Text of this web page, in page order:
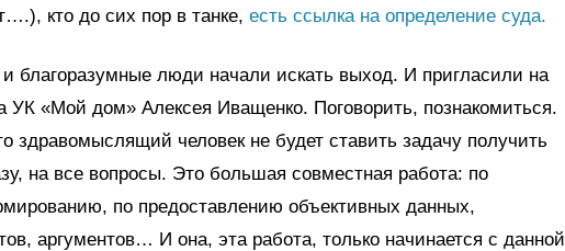
кто до сих пор в танке, есть ссылка на определение суда.
благоразумные люди начали искать выход. И пригласили на
УК «Мой дом» Алексея Иващенко. Поговорить, познакомиться.
здравомыслящий человек не будет ставить задачу получить
на все вопросы. Это большая совместная работа: по
по предоставлению объективных данных,
аргументов… И она, эта работа, только начинается с данной